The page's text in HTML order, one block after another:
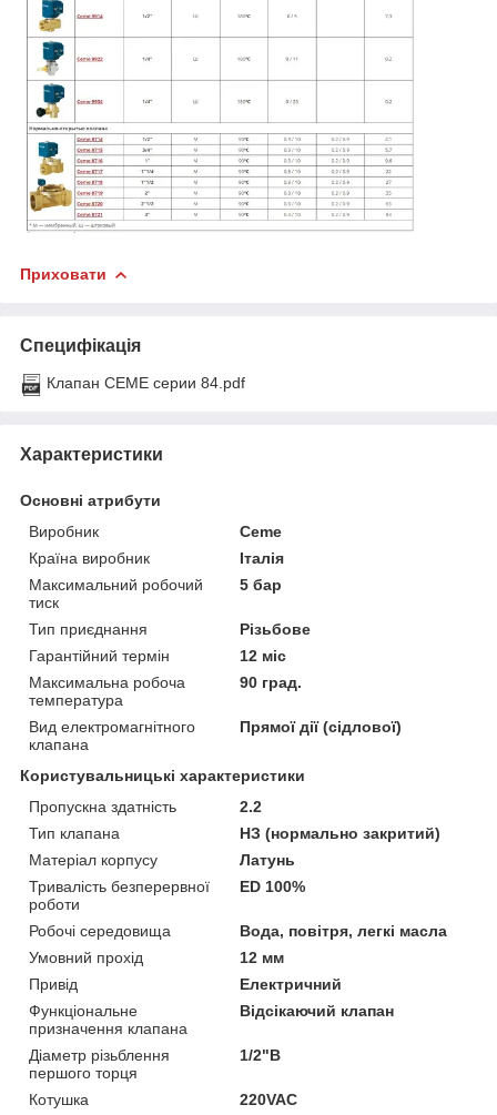
Приховати
Специфікація
Клапан CEME серии 84.pdf
Характеристики
Основні атрибути
Виробник
Ceme
Країна виробник
Італія
Максимальний робочий
тиск
5 бар
Тип приєднання
Різьбове
Гарантійний термін
12 міс
Максимальна робоча
температура
90 град.
Вид електромагнітного
клапана
Прямої дії (сідлової)
Користувальницькі характеристики
Пропускна здатність
2.2
Тип клапана
НЗ (нормально закритий)
Матеріал корпусу
Латунь
Тривалість безперервної
роботи
ED 100%
Робочі середовища
Вода, повітря, легкі масла
Умовний прохід
12 мм
Привід
Електричний
Функціональне
призначення клапана
Відсікаючий клапан
Діаметр різьблення
першого торця
1/2"В
Котушка
220VAC